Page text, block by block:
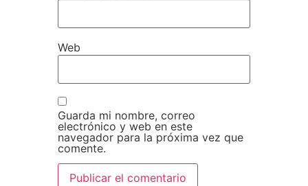
Web
Guarda mi nombre, correo
electrónico y web en este
navegador para la próxima vez que
comente.